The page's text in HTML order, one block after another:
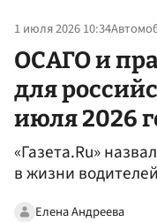
1 июля 2026 10:34
ОСАГО и
для
июля 2026
«Газета.Ru»
в жизни
Елена Андреева